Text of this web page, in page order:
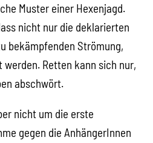
Muster einer Hexenjagd.
nicht nur die deklarierten
bekämpfenden Strömung,
Retten kann sich nur,
abschwört.
nicht um die erste
gegen die AnhängerInnen